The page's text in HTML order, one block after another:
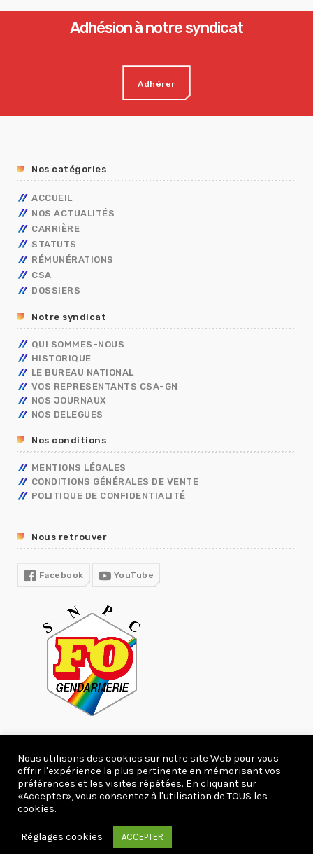
Adhésion à notre syndicat
Adhérer
Nos catégories
ACCUEIL
NOS ACTUALITÉS
CARRIÈRE
AVANCEMENT
TECHNIQUES
OUVRIER DE L’ETAT
MOBILITÉ
CAP
CONCOURS/EXAMENS
STATUTS
FONCTIONNAIRES
ADMINISTRATIFS
OUVRIER DE L’ETAT
CONTRACTUELS
ASSISTANT DE SERVICE SOCIAL
RÉMUNÉRATIONS
CALENDRIER DE PAYE
GRILLES INDICIAIRES
PRIMES
ISS
CSA
GENDARMERIE
DOSSIERS
ELECTIONS PRO 2026
CONGÉS
DIALOGUE SOCIAL
ENTRETIEN PROFESSIONNEL
RÈGLEMENTS INTÉRIEURS
TÉLÉTRAVAIL
TEMPS DE TRAVAIL EN GENDARMERIE
FORMATION
R13
COVID19
Notre syndicat
QUI SOMMES-NOUS
HISTORIQUE
LE BUREAU NATIONAL
VOS REPRESENTANTS CSA-GN
NOS JOURNAUX
NOS DELEGUES
Nos conditions
MENTIONS LÉGALES
CONDITIONS GÉNÉRALES DE VENTE
POLITIQUE DE CONFIDENTIALITÉ
Nous retrouver
Facebook YouTube
278097 Visites
Copyright 2020 webcreation66.com.
ACTUALITÉS
CONTACT
Nous utilisons des cookies sur notre site Web pour vous
offrir l'expérience la plus pertinente en mémorisant vos
préférences et les visites répétées. En cliquant sur
«Accepter», vous consentez à l'utilisation de TOUS les
cookies.
Réglages cookies ACCEPTER